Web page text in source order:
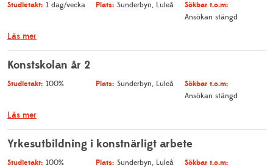
Studietakt: 1 dag/vecka Plats: Sunderbyn, Luleå Sökbar t.o.m:
Ansökan stängd
Läs mer
Konstskolan år 2
Studietakt: 100% Plats: Sunderbyn, Luleå Sökbar t.o.m:
Ansökan stängd
Läs mer
Yrkesutbildning i konstnärligt arbete
Studietakt: 100% Plats: Sunderbyn, Luleå Sökbar t.o.m: